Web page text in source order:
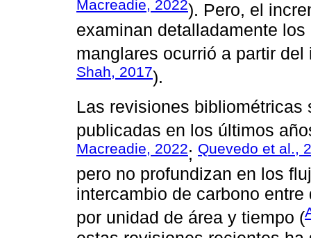
Macreadie, 2022). Pero, el
examinan detalladamente
manglares ocurrió a partir
Shah, 2017).
Las revisiones
publicadas en los últimos
Macreadie, 2022; Quevedo et al.,
pero no profundizan en los
intercambio de carbono
por unidad de área y tiempo (